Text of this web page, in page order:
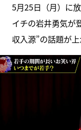
5月25日（月）に
イチの岩井勇気が
収入源”の話題が